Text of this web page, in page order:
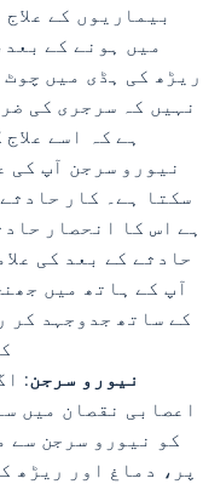
بیماریوں کے
میں ہونے کے
ریڑھ کی ہڈی میں
نہیں کہ سرجری کی
ہے کہ اسے
نیورو سرجن آپ کی
سکتا ہے۔ کار
ہے اس کا انحصار
حادثے کے بعد کی
آپ کے ہاتھ میں
کے ساتھ جدوجہد کر
نیورو سرجن:
اعصابی نقصان میں
کو نیورو سرجن سے
پر، دماغ اور ریڑھ